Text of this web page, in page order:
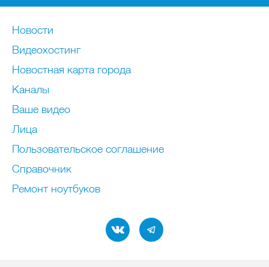
Новости
Видеохостинг
Новостная карта города
Каналы
Ваше видео
Лица
Пользовательское соглашение
Справочник
Ремонт нoутбуков